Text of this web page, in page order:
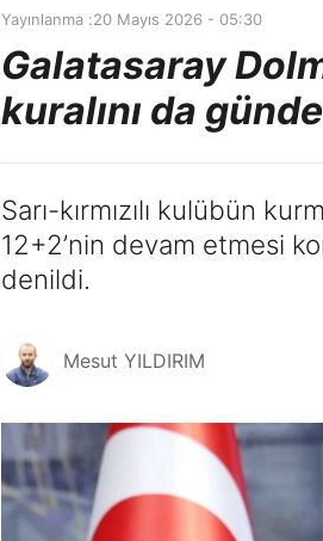
Yayınlanma :20 Mayıs 2026 - 05:30
Galatasaray
kuralını da
Sarı-kırmızılı kulübün
12+2’nin devam etmesi
denildi.
Mesut YILDIRIM